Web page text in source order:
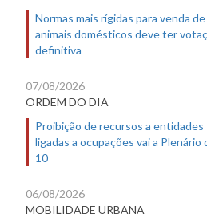
Normas mais rígidas para venda de
animais domésticos deve ter
definitiva
07/08/2026
ORDEM DO DIA
Proibição de recursos a entidades
ligadas a ocupações vai a Plenário
10
06/08/2026
MOBILIDADE URBANA